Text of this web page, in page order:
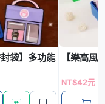
女髮飾
封袋】多功能自封-烘焙
【樂高
NT$42元